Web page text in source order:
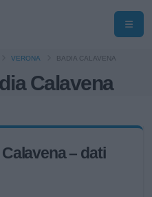
Calavena
VERONA BADIA CALAVENA
– dati